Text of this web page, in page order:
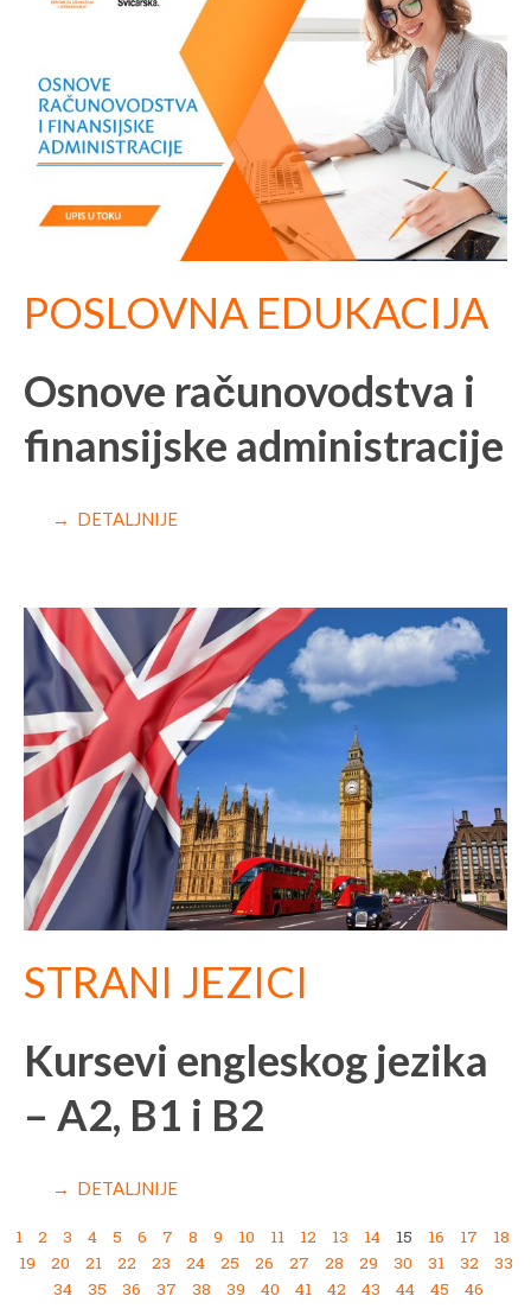
POSLOVNA EDUKACIJA
Osnove računovodstva i
finansijske administracije
→ DETALJNIJE
STRANI JEZICI
Kursevi engleskog jezika
– A2, B1 i B2
→ DETALJNIJE
1 2 3 4 5 6 7 8 9 10 11 12 13 14 15 16 17
18
19
20 21 22 23 24 25 26 27 28 29 30 31 32
33
34
35 36 37 38 39 40 41 42 43 44 45 46